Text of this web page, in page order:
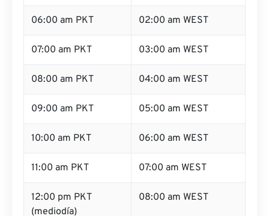
06:00 am PKT 02:00 am WEST
07:00 am PKT 03:00 am WEST
08:00 am PKT 04:00 am WEST
09:00 am PKT 05:00 am WEST
10:00 am PKT 06:00 am WEST
11:00 am PKT 07:00 am WEST
12:00 pm PKT
(mediodía)
08:00 am WEST